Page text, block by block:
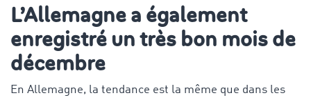
L’Allemagne a également
enregistré un très bon mois de
décembre
En Allemagne, la tendance est la même que dans les